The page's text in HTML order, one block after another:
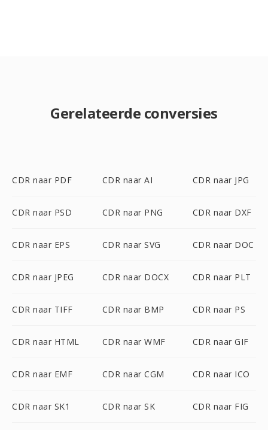
Gerelateerde conversies
CDR naar PDF CDR naar AI CDR naar JPG
CDR naar PSD CDR naar PNG CDR naar DXF
CDR naar EPS CDR naar SVG CDR naar DOC
CDR naar JPEG CDR naar DOCX CDR naar PLT
CDR naar TIFF CDR naar BMP CDR naar PS
CDR naar HTML CDR naar WMF CDR naar GIF
CDR naar EMF CDR naar CGM CDR naar ICO
CDR naar SK1 CDR naar SK CDR naar FIG